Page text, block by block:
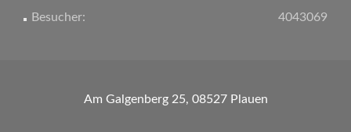
4043069
Besucher:
Am Galgenberg 25, 08527 Plauen